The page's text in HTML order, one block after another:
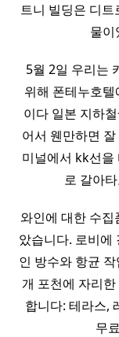
트니 빌딩은 디
물
5월 2일 우리는
위해 폰테누호
이다 일본 지하
어서 웬만하면
미널에서 kk선을
로 갈아
와인에 대한 수
았습니다. 로비에
인 방수와 항균
개 포천에 자리
합니다: 테라스,
무